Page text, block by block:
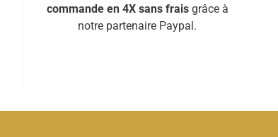
commande en 4X sans fraisgrâce à
notre partenaire Paypal.